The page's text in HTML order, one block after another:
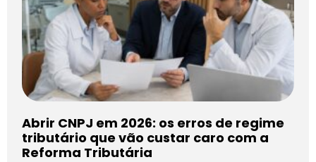
Abrir CNPJ em 2026: os erros de regime
tributário que vão custar caro com a
Reforma Tributária